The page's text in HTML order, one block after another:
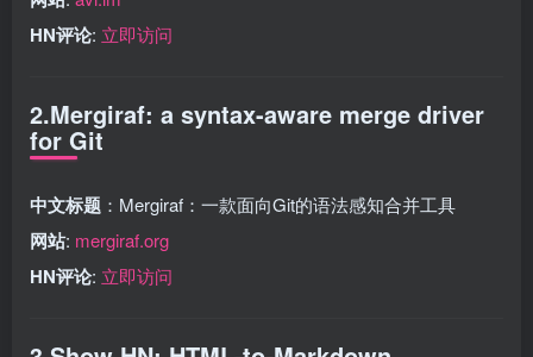
HN评论: 立即访问
2.Mergiraf: a syntax-aware merge driver
for Git
中文标题 ：Mergiraf：一款面向Git的语法感知合并工具
网站: mergiraf.org
HN评论: 立即访问